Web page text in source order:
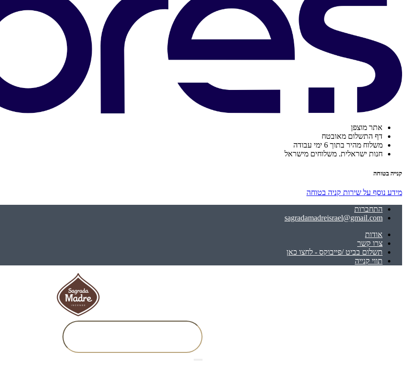
אתר מוצפן
דף התשלום מאובטח
משלוח מהיר בתוך 6 ימי עבודה
חנות ישראלית. משלוחים מישראל
קנייה בטוחה
מידע נוסף על שירות קניה בטוחה
התחברות
sagradamadreisrael@gmail.com
אודות
צרו קשר
תשלום בביט /פייבוקס - לחצו כאן
תווי קנייה